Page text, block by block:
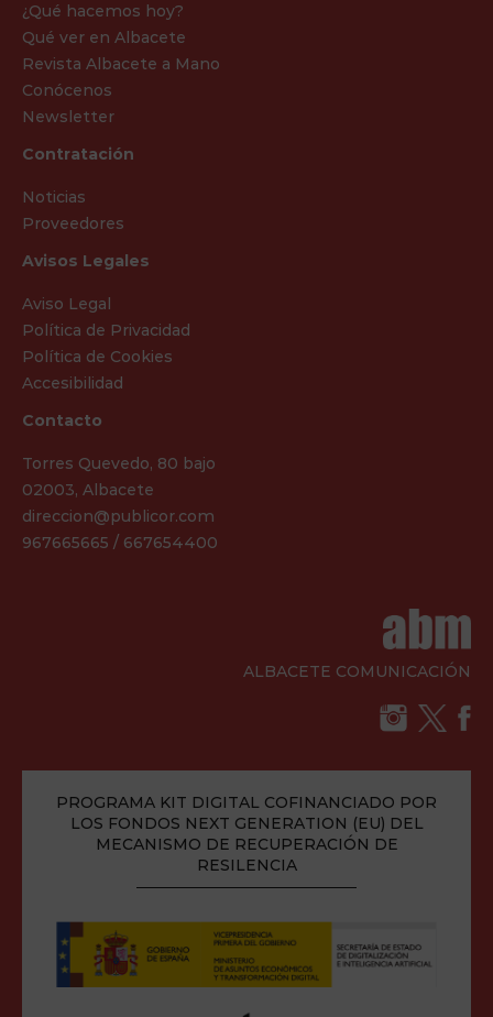
¿Qué hacemos hoy?
Qué ver en Albacete
Revista Albacete a Mano
Conócenos
Newsletter
Contratación
Noticias
Proveedores
Avisos Legales
Aviso Legal
Política de Privacidad
Política de Cookies
Accesibilidad
Contacto
Torres Quevedo, 80 bajo
02003, Albacete
direccion@publicor.com
967665665 / 667654400
ALBACETE COMUNICACIÓN
PROGRAMA KIT DIGITAL COFINANCIADO POR
LOS FONDOS NEXT GENERATION (EU) DEL
MECANISMO DE RECUPERACIÓN DE
RESILENCIA